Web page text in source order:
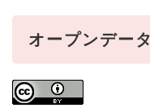
オープンデー